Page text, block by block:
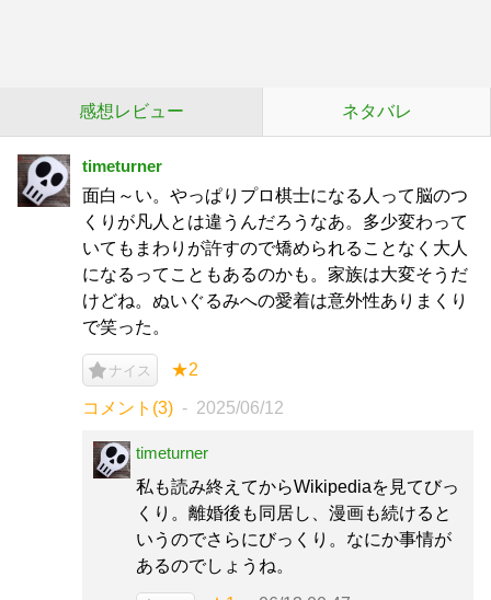
感想レビュー ネタバレ
timeturner
面白～い。やっぱりプロ棋士になる人って脳のつ
くりが凡人とは違うんだろうなあ。多少変わって
いてもまわりが許すので矯められることなく大人
になるってこともあるのかも。家族は大変そうだ
けどね。ぬいぐるみへの愛着は意外性ありまくり
で笑った。
ナイス ★2
コメント(3) 2025/06/12
timeturner
私も読み終えてからWikipediaを見てびっ
くり。離婚後も同居し、漫画も続けると
いうのでさらにびっくり。なにか事情が
あるのでしょうね。